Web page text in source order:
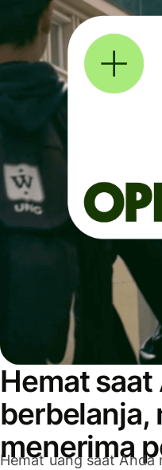
Hemat saat
berbelanja,
menerima
Hemat uang saat Anda